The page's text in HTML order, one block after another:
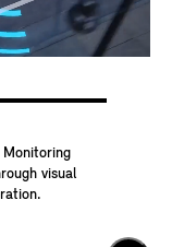
visual